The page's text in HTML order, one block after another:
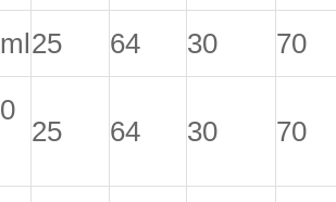
25 64 30 70
25 64 30 70